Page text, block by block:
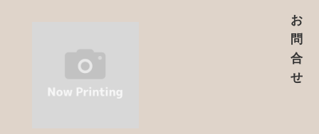
お
問
合
せ